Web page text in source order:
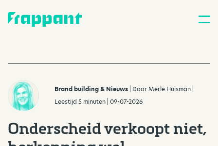
Brand building & Nieuws | DoorMerle Huisman
Leestijd 5 minuten | 09-07-2026
Onderscheid verkoopt niet,